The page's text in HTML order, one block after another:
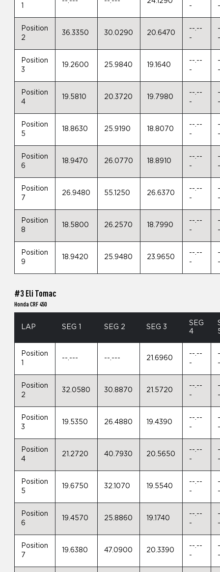
1
-
Position
2
36.3350 30.0290 20.6470
--.--
-
Position
3
19.2600 25.9840 19.1640
--.--
-
Position
4
19.5810 20.3720 19.7980
--.--
-
Position
5
18.8630 25.9190 18.8070
--.--
-
Position
6
18.9470 26.0770 18.8910
--.--
-
Position
7
26.9480 55.1250 26.6370
--.--
-
Position
8
18.5800 26.2570 18.7990
--.--
-
Position
9
18.9420 25.9480 23.9650
--.--
-
#3 Eli Tomac
Honda CRF 450
LAP SEG 1 SEG 2 SEG 3
SEG
4
Position
--.--- --.--- 21.6960
--.--
-
Position
2
32.0580 30.8870 21.5720
--.--
-
Position
3
19.5350 26.4880 19.4390
--.--
-
Position
4
21.2720 40.7930 20.5650
--.--
-
Position
5
19.6750 32.1070 19.5540
--.--
-
Position
6
19.4570 25.8860 19.1740
--.--
-
Position
7
19.6380 47.0900 20.3390
--.--
-